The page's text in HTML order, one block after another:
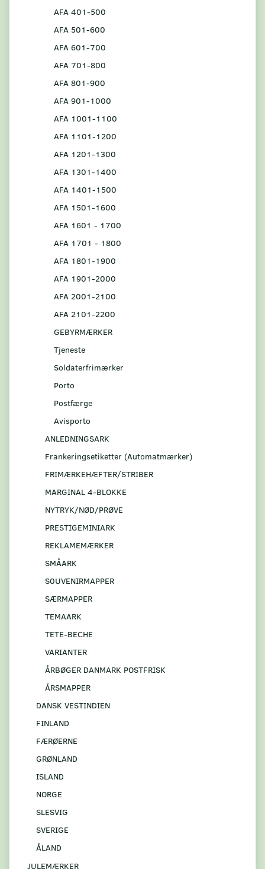
AFA 401-500
AFA 501-600
AFA 601-700
AFA 701-800
AFA 801-900
AFA 901-1000
AFA 1001-1100
AFA 1101-1200
AFA 1201-1300
AFA 1301-1400
AFA 1401-1500
AFA 1501-1600
AFA 1601 - 1700
AFA 1701 - 1800
AFA 1801-1900
AFA 1901-2000
AFA 2001-2100
AFA 2101-2200
GEBYRMÆRKER
Tjeneste
Soldaterfrimærker
Porto
Postfærge
Avisporto
ANLEDNINGSARK
Frankeringsetiketter (Automatmærker)
FRIMÆRKEHÆFTER/STRIBER
MARGINAL 4-BLOKKE
NYTRYK/NØD/PRØVE
PRESTIGEMINIARK
REKLAMEMÆRKER
SMÅARK
S0UVENIRMAPPER
SÆRMAPPER
TEMAARK
TETE-BECHE
VARIANTER
ÅRBØGER DANMARK POSTFRISK
ÅRSMAPPER
DANSK VESTINDIEN
FINLAND
FÆRØERNE
GRØNLAND
ISLAND
NORGE
SLESVIG
SVERIGE
ÅLAND
JULEMÆRKER